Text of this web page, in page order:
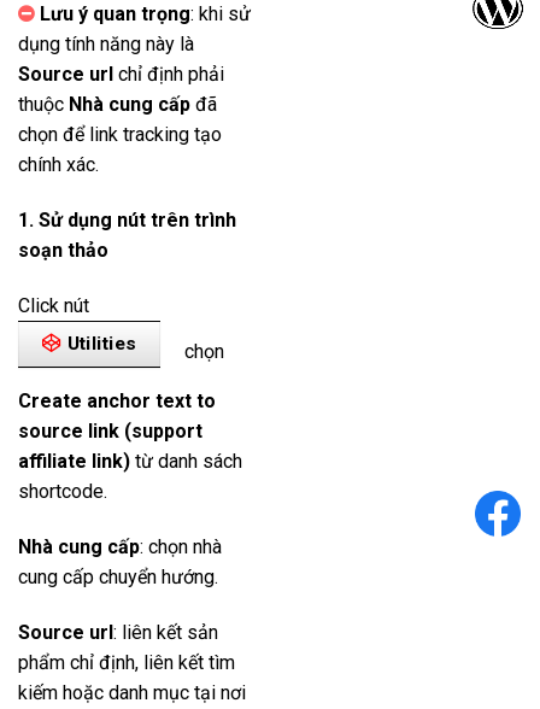
Lưu ý quan trọng: khi sử
dụng tính năng này là
Source url chỉ định phải
thuộc Nhà cung cấp đã
chọn để link tracking tạo
chính xác.
1. Sử dụng nút trên trình
soạn thảo
Click nút
Utilities chọn
Create anchor text to
source link (support
affiliate link) từ danh sách
shortcode.
Nhà cung cấp: chọn nhà
cung cấp chuyển hướng.
Source url: liên kết sản
phẩm chỉ định, liên kết tìm
kiếm hoặc danh mục tại nơi